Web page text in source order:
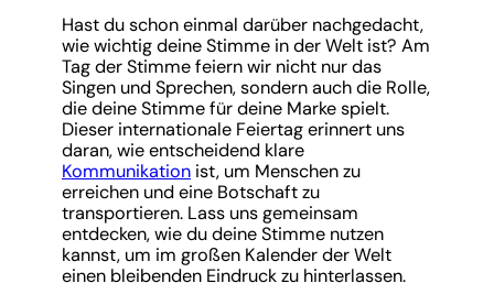
Hast du schon einmal darüber nachgedacht,
wie wichtig deine Stimme in der Welt ist? Am
Tag der Stimme feiern wir nicht nur das
Singen und Sprechen, sondern auch die Rolle,
die deine Stimme für deine Marke spielt.
Dieser internationale Feiertag erinnert uns
daran, wie entscheidend klare
Kommunikation ist, um Menschen zu
erreichen und eine Botschaft zu
transportieren. Lass uns gemeinsam
entdecken, wie du deine Stimme nutzen
kannst, um im großen Kalender der Welt
einen bleibenden Eindruck zu hinterlassen.